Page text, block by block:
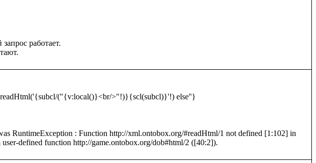
работает.
x:readHtml('{subcl/("{v:local()}<br/>"!)}{scl(subcl)}'!) else''}
RuntimeException : Function http://xml.ontobox.org/#readHtml/1 not defined [1:102] in